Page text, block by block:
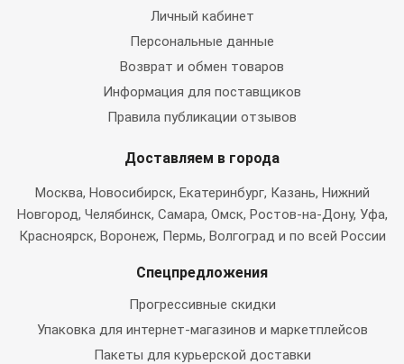
Личный кабинет
Персональные данные
Возврат и обмен товаров
Информация для поставщиков
Правила публикации отзывов
Доставляем в города
Москва, Новосибирск, Екатеринбург, Казань, Нижний
Новгород, Челябинск, Самара, Омск, Ростов-на-Дону, Уфа,
Красноярск, Воронеж, Пермь, Волгоград и по всей России
Спецпредложения
Прогрессивные скидки
Упаковка для интернет-магазинов и маркетплейсов
Пакеты для курьерской доставки